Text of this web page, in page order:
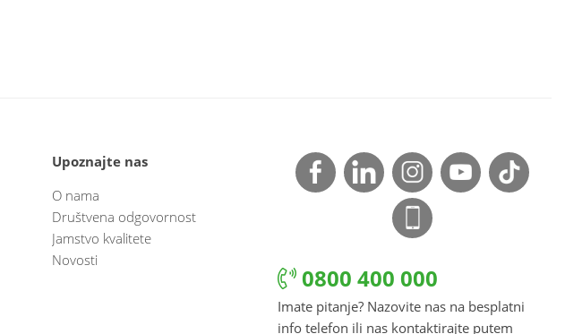
Upoznajte nas
O nama
Društvena odgovornost
Jamstvo kvalitete
Novosti
0800 400 000
Imate pitanje? Nazovite nas na besplatni
info telefon ili nas kontaktirajte putem